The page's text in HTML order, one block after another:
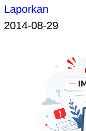
Laporkan
2014-08-29